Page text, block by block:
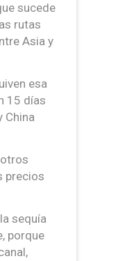
sucede
rutas
Asia y
esa
15 días
China
precios
sequía
porque